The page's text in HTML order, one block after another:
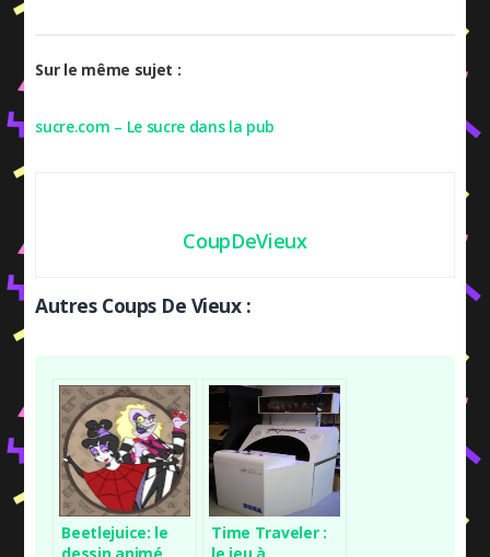
Sur le même sujet :
sucre.com – Le sucre dans la pub
CoupDeVieux
Autres Coups De Vieux :
Beetlejuice: le
Time Traveler :